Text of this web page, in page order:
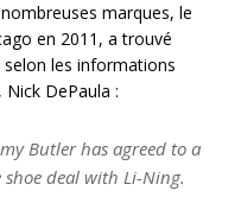
marques, le
en 2011, a trouvé
les informations
Nick DePaula :
Butler has agreed to a
deal with Li-Ning.